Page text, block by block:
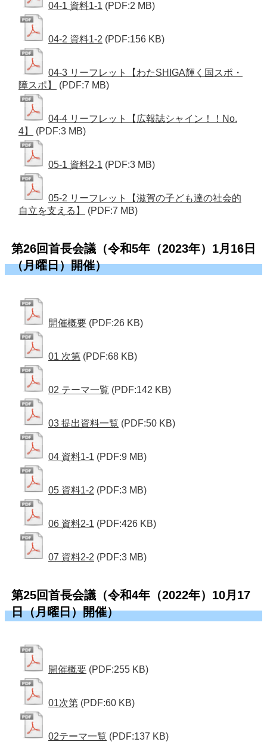
04-1 資料1-1 (PDF:2 MB)
04-2 資料1-2 (PDF:156 KB)
04-3 リーフレット【わたSHIGA輝く国スポ・
障スポ】
(PDF:7 MB)
04-4 リーフレット【広報誌シャイン！！No.
4】
(PDF:3 MB)
05-1 資料2-1 (PDF:3 MB)
05-2 リーフレット【滋賀の子ども達の社会的
自立を支える】
(PDF:7 MB)
第26回首長会議（令和5年（2023年）1月16日
（月曜日）開催）
開催概要 (PDF:26 KB)
01 次第 (PDF:68 KB)
02 テーマ一覧 (PDF:142 KB)
03 提出資料一覧 (PDF:50 KB)
04 資料1-1 (PDF:9 MB)
05 資料1-2 (PDF:3 MB)
06 資料2-1 (PDF:426 KB)
07 資料2-2 (PDF:3 MB)
第25回首長会議（令和4年（2022年）10月17
日（月曜日）開催）
開催概要 (PDF:255 KB)
01次第 (PDF:60 KB)
02テーマ一覧 (PDF:137 KB)